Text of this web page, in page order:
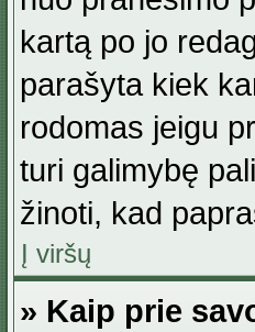
kartą po jo
parašyta kiek
rodomas jeigu
turi galimybę
žinoti, kad
Į viršų
» Kaip prie